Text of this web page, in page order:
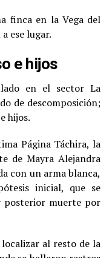
finca en la Vega del
ese lugar.
e hijos
en el sector La
de descomposición;
hijos.
Página Táchira, la
de Mayra Alejandra
con un arma blanca,
inicial, que se
posterior muerte por
al resto de la